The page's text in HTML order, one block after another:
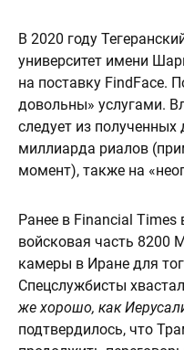
В 2020 году
университет имени
на поставку FindFace.
довольны» услугами.
следует из
миллиарда риалов
момент), также на
Ранее в Financial
войсковая часть 8200
камеры в Иране для
Спецслужбисты
же хорошо, как
подтвердилось, что